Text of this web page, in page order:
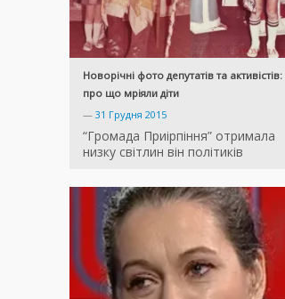
Новорічні фото депутатів та активістів:
про що мріяли діти
— 31 Грудня 2015
“Громада Приірпіння” отримала
низку світлин він політиків